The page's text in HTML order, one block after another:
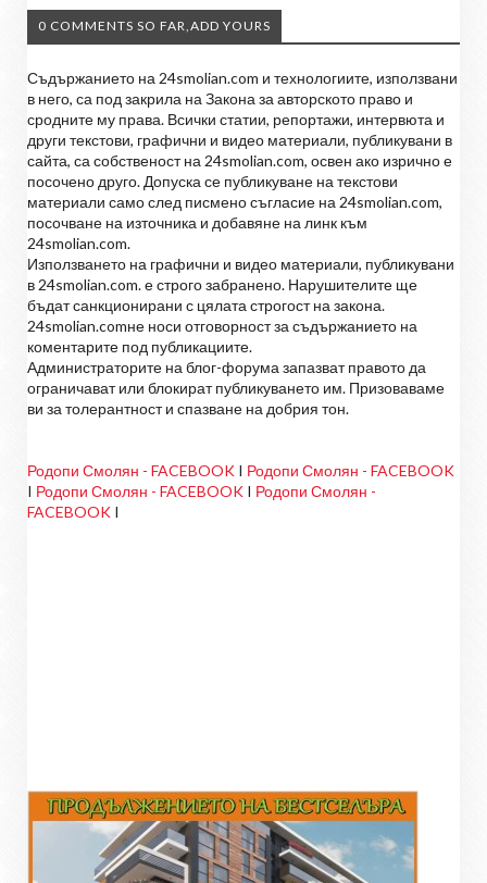
0 COMMENTS SO FAR,ADD YOURS
Съдържанието на 24smolian.com и технологиите, използвани
в него, са под закрила на Закона за авторското право и
сродните му права. Всички статии, репортажи, интервюта и
други текстови, графични и видео материали, публикувани в
сайта, са собственост на 24smolian.com, освен ако изрично е
посочено друго. Допуска се публикуване на текстови
материали само след писмено съгласие на 24smolian.com,
посочване на източника и добавяне на линк към
24smolian.com.
Използването на графични и видео материали, публикувани
в 24smolian.com. е строго забранено. Нарушителите ще
бъдат санкционирани с цялата строгост на закона.
24smolian.comне носи отговорност за съдържанието на
коментарите под публикациите.
Администраторите на блог-форума запазват правото да
ограничават или блокират публикуването им. Призоваваме
ви за толерантност и спазване на добрия тон.
Родопи Смолян - FACEBOOK I Родопи Смолян - FACEBOOK
I Родопи Смолян - FACEBOOK I Родопи Смолян -
FACEBOOK I